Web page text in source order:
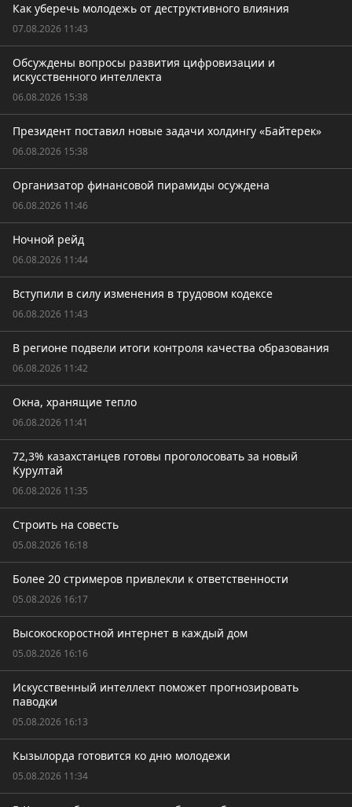
Как уберечь молодежь от деструктивного влияния
07.08.2026 11:43
Обсуждены вопросы развития цифровизации и
искусственного интеллекта
06.08.2026 15:38
Президент поставил новые задачи холдингу «Байтерек»
06.08.2026 15:38
Организатор финансовой пирамиды осуждена
06.08.2026 11:46
Ночной рейд
06.08.2026 11:44
Вступили в силу изменения в трудовом кодексе
06.08.2026 11:43
В регионе подвели итоги контроля качества образования
06.08.2026 11:42
Окна, хранящие тепло
06.08.2026 11:41
72,3% казахстанцев готовы проголосовать за новый
Курултай
06.08.2026 11:35
Строить на совесть
05.08.2026 16:18
Более 20 стримеров привлекли к ответственности
05.08.2026 16:17
Высокоскоростной интернет в каждый дом
05.08.2026 16:16
Искусственный интеллект поможет прогнозировать
паводки
05.08.2026 16:13
Кызылорда готовится ко дню молодежи
05.08.2026 11:34